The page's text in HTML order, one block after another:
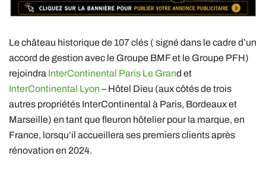
Le château historique de 107 clés ( signé dans le cadre d’un
accord de gestion avec le Groupe BMF et le Groupe PFH)
rejoindra InterContinental Paris Le Grand et
InterContinental Lyon – Hôtel Dieu (aux côtés de trois
autres propriétés InterContinental à Paris, Bordeaux et
Marseille) en tant que fleuron hôtelier pour la marque, en
France, lorsqu’il accueillera ses premiers clients après
rénovation en 2024.